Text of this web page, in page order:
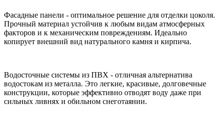
Фасадные панели - оптимальное решение для отделки цоколя.
Прочный материал устойчив к любым видам атмосферных
факторов и к механическим повреждениям. Идеально
копирует внешний вид натурального камня и кирпича.
Водосточные системы из ПВХ - отличная альтернатива
водостокам из металла. Это легкие, красивые, долговечные
конструкции, которые эффективно отводят воду даже при
сильных ливнях и обильном снеготаянии.